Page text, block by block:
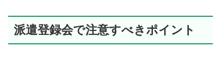
派遣登録会で注意すべきポイント